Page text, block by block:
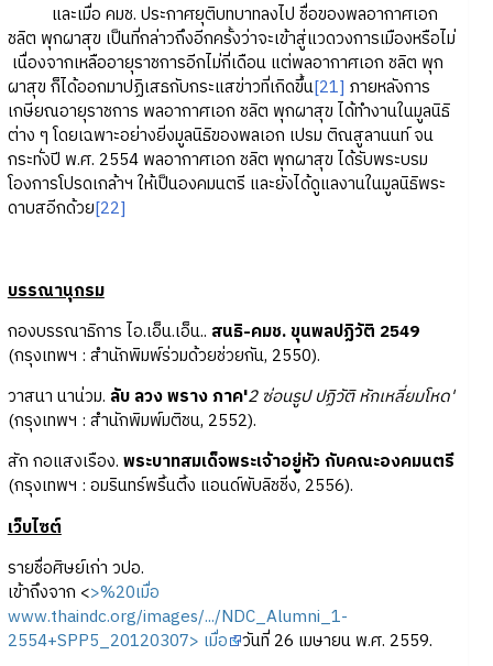
และเมื่อ คมช. ประกาศยุติบทบาทลงไป ชื่อของพลอากาศเอก
ชลิต พุกผาสุข เป็นที่กล่าวถึงอีกครั้งว่าจะเข้าสู่แวดวงการเมืองหรือไม่
เนื่องจากเหลืออายุราชการอีกไม่กี่เดือน แต่พลอากาศเอก ชลิต พุก
ผาสุข ก็ได้ออกมาปฏิเสธกับกระแสข่าวที่เกิดขึ้น[21] ภายหลังการ
เกษียณอายุราชการ พลอากาศเอก ชลิต พุกผาสุข ได้ทำงานในมูลนิธิ
ต่าง ๆ โดยเฉพาะอย่างยิ่งมูลนิธิของพลเอก เปรม ติณสูลานนท์ จน
กระทั่งปี พ.ศ. 2554 พลอากาศเอก ชลิต พุกผาสุข ได้รับพระบรม
โองการโปรดเกล้าฯ ให้เป็นองคมนตรี และยังได้ดูแลงานในมูลนิธิพระ
ดาบสอีกด้วย[22]
บรรณานุกรม
กองบรรณาธิการ ไอ.เอ็น.เอ็น.. สนธิ-คมช. ขุนพลปฏิวัติ 2549
(กรุงเทพฯ : สำนักพิมพ์ร่วมด้วยช่วยกัน, 2550).
วาสนา นาน่วม. ลับ ลวง พราง ภาค'2 ซ่อนรูป ปฏิวัติ หักเหลี่ยมโหด'
(กรุงเทพฯ : สำนักพิมพ์มติชน, 2552).
สัก กอแสงเรือง. พระบาทสมเด็จพระเจ้าอยู่หัว กับคณะองคมนตรี
(กรุงเทพฯ : อมรินทร์พริ้นติ้ง แอนด์พับลิชชิ่ง, 2556).
เว็บไซต์
รายชื่อศิษย์เก่า วปอ.
เข้าถึงจาก <>%20เมื่อ
www.thaindc.org/images/.../NDC_Alumni_1-
2554+SPP5_20120307> เมื่อ วันที่ 26 เมษายน พ.ศ. 2559.